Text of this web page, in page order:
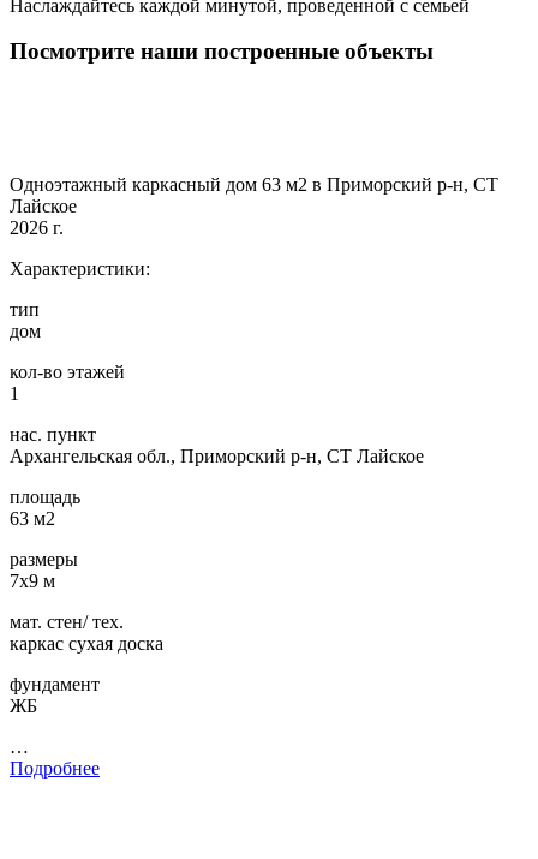
Наслаждайтесь каждой минутой, проведенной с семьей
Посмотрите наши построенные объекты
Одноэтажный каркасный дом 63 м2 в Приморский р-н, СТ
Лайское
2026 г.
Характеристики:
тип
дом
кол-во этажей
1
нас. пункт
Архангельская обл., Приморский р-н, СТ Лайское
площадь
63 м2
размеры
7х9 м
мат. стен/ тех.
каркас сухая доска
фундамент
ЖБ
…
Подробнее